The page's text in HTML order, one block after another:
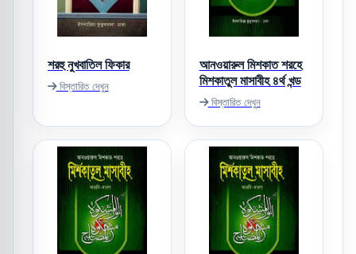
শরহু নুখবাতিল ফিকার
বিস্তারিত দেখুন
আনওয়ারুল মিশকাত শরহে
মিশকাতুল মাসাবীহ ৪র্থ খন্ড
বিস্তারিত দেখুন